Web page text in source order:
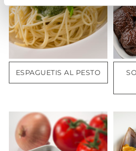
ESPAGUETIS AL PESTO